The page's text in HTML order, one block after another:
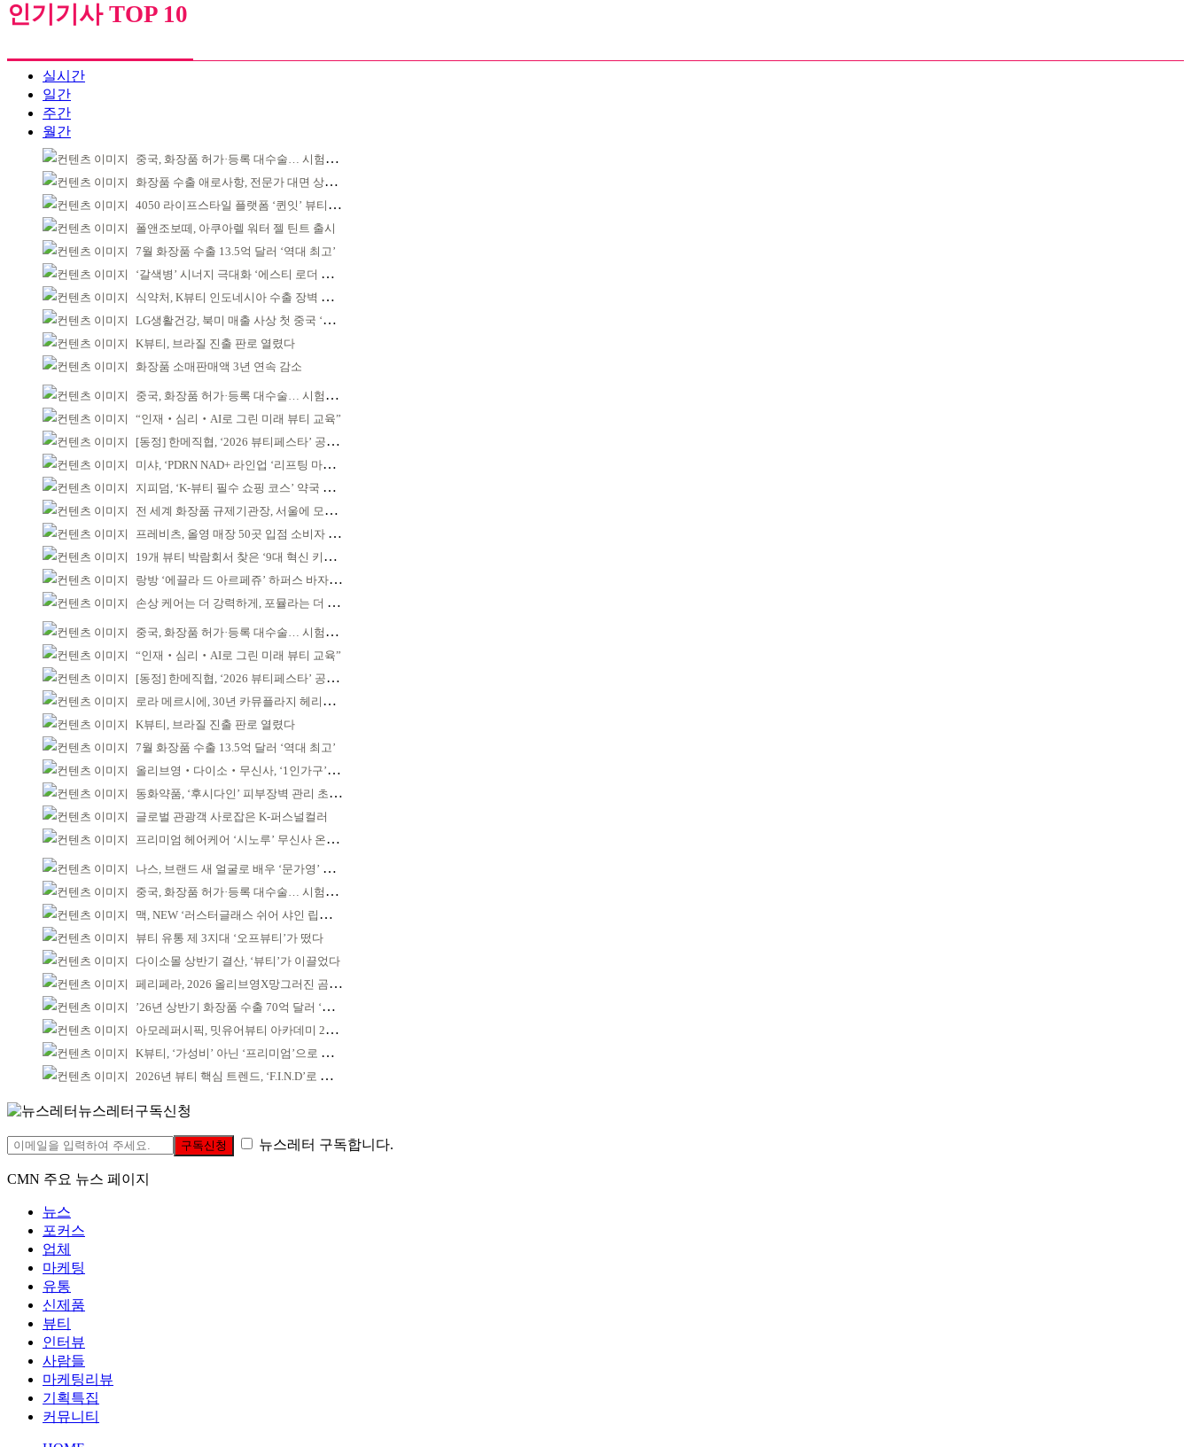
인기기사 TOP 10
실시간
일간
주간
월간
중국, 화장품 허가·등록 대수술… 시험자료 공용 허용
화장품 수출 애로사항, 전문가 대면 상담 운영
4050 라이프스타일 플랫폼 ‘퀸잇’ 뷰티 성장세
폴앤조보떼, 아쿠아렐 워터 젤 틴트 출시
7월 화장품 수출 13.5억 달러 ‘역대 최고’
‘갈색병’ 시너지 극대화 ‘에스티 로더 스킨부스터’ 출시
식약처, K뷰티 인도네시아 수출 장벽 완화 성과
LG생활건강, 북미 매출 사상 첫 중국 ‘추월’
K뷰티, 브라질 진출 판로 열렸다
화장품 소매판매액 3년 연속 감소
중국, 화장품 허가·등록 대수술… 시험자료 공용 허용
“인재‧심리‧AI로 그린 미래 뷰티 교육”
[동정] 한메직협, ‘2026 뷰티페스타’ 공동 주최
미샤, ‘PDRN NAD+ 라인업 ‘리프팅 마스크’ 출시
지피덤, ‘K-뷰티 필수 쇼핑 코스’ 약국 공략
전 세계 화장품 규제기관장, 서울에 모인다
프레비츠, 올영 매장 50곳 입점 소비자 접점 강화
19개 뷰티 박람회서 찾은 ‘9대 혁신 키워드’
랑방 ‘에끌라 드 아르페쥬’ 하퍼스 바자 화보 공개
손상 케어는 더 강력하게, 포뮬라는 더 산뜻하게!
중국, 화장품 허가·등록 대수술… 시험자료 공용 허용
“인재‧심리‧AI로 그린 미래 뷰티 교육”
[동정] 한메직협, ‘2026 뷰티페스타’ 공동 주최
로라 메르시에, 30년 카뮤플라지 헤리티지 담아
K뷰티, 브라질 진출 판로 열렸다
7월 화장품 수출 13.5억 달러 ‘역대 최고’
올리브영‧다이소‧무신사, ‘1인가구’가 이끈다
동화약품, ‘후시다인’ 피부장벽 관리 초점 ‘리브랜딩’
글로벌 관광객 사로잡은 K-퍼스널컬러
프리미엄 헤어케어 ‘시노루’ 무신사 온라인 입점
나스, 브랜드 새 얼굴로 배우 ‘문가영’ 발탁
중국, 화장품 허가·등록 대수술… 시험자료 공용 허용
맥, NEW ‘러스터글래스 쉬어 샤인 립스틱’ 출시
뷰티 유통 제 3지대 ‘오프뷰티’가 떴다
다이소몰 상반기 결산, ‘뷰티’가 이끌었다
페리페라, 2026 올리브영X망그러진 곰 콜라보
’26년 상반기 화장품 수출 70억 달러 ‘역대 최고’
아모레퍼시픽, 밋유어뷰티 아카데미 2기 발대식
K뷰티, ‘가성비’ 아닌 ‘프리미엄’으로 승부걸어야
2026년 뷰티 핵심 트렌드, ‘F.I.N.D’로 읽는다
뉴스레터구독신청
구독신청 뉴스레터 구독합니다.
CMN 주요 뉴스 페이지
뉴스
포커스
업체
마케팅
유통
신제품
뷰티
인터뷰
사람들
마케팅리뷰
기획특집
커뮤니티